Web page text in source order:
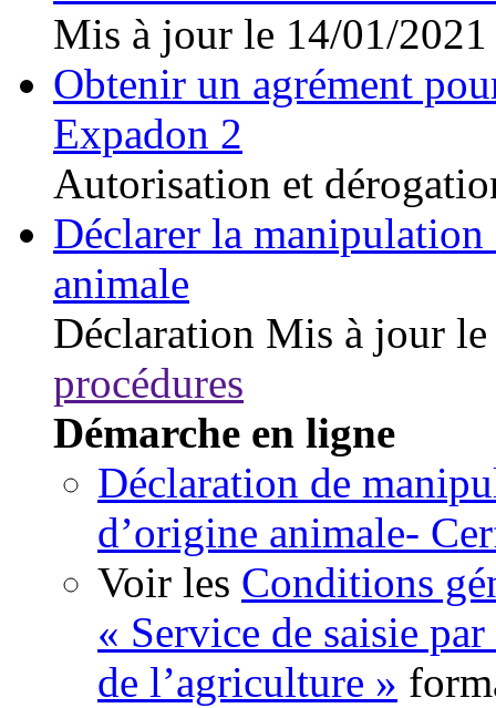
Mis à jour le 14/01/2021
Obtenir un agrément
Expadon 2
Autorisation et
Déclarer la manipulation
animale
Déclaration Mis à jour
procédures
Démarche en ligne
Déclaration de
d’origine animale-
Voir les Conditions
« Service de saisie
de l’agriculture »